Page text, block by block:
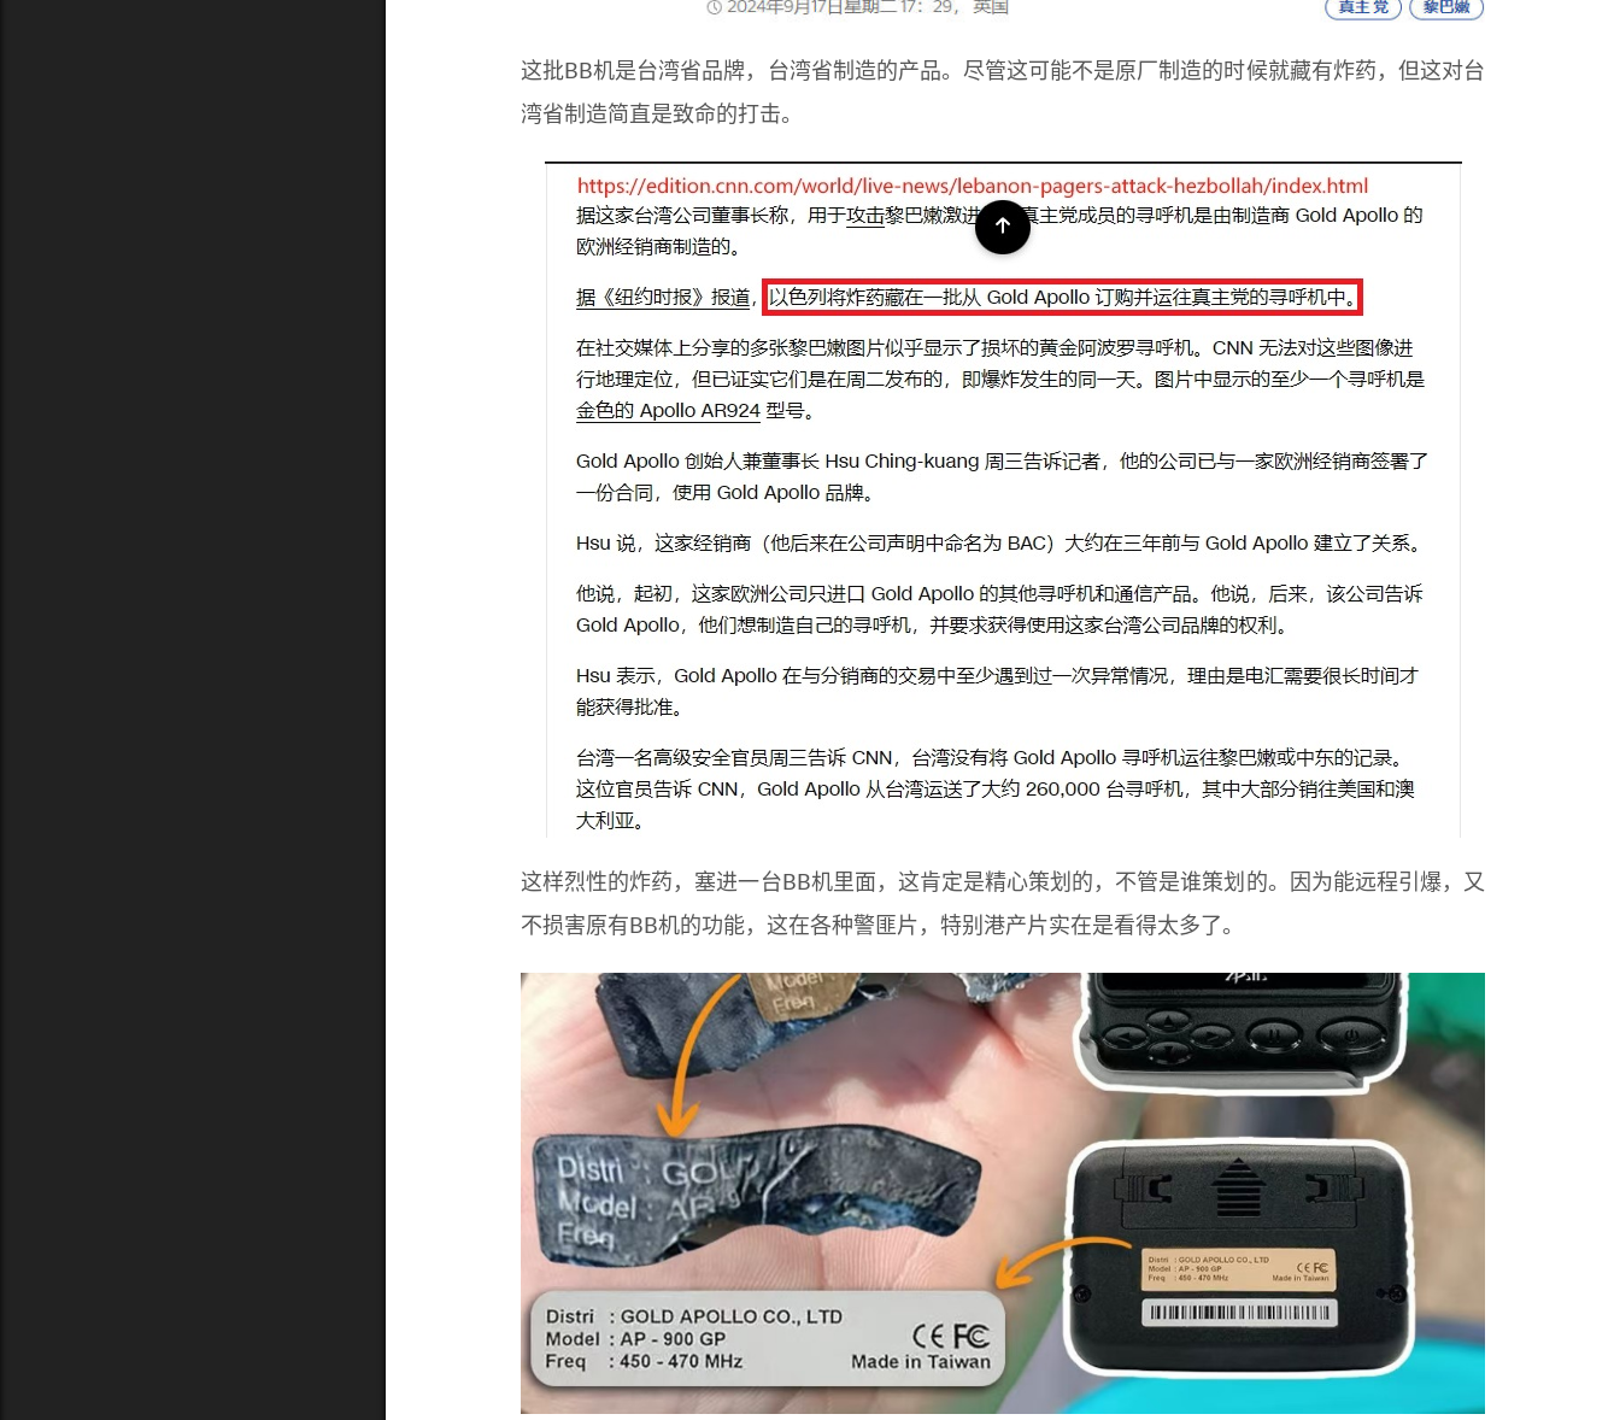
这批BB机是台湾省品牌，台湾省制造的产品。尽管这可能不是原厂制造的时候就藏有炸药，但这对台
湾省制造简直是致命的打击。
这样烈性的炸药，塞进一台BB机里面，这肯定是精心策划的，不管是谁策划的。因为能远程引爆，又
不损害原有BB机的功能，这在各种警匪片，特别港产片实在是看得太多了。